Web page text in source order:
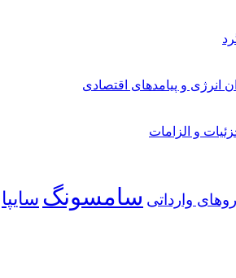
انرژی و پیامدهای اقتصادی
و الزامات
وارداتی سامسونگ سایپا